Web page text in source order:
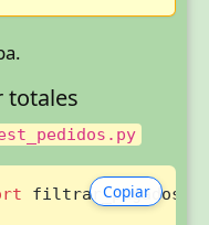
totales
Copiar
filtrar_pagados,